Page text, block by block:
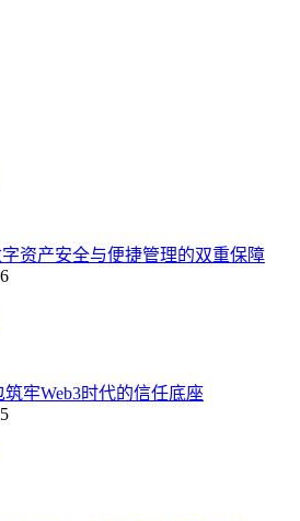
资产安全与便捷管理的双重保障
筑牢Web3时代的信任底座